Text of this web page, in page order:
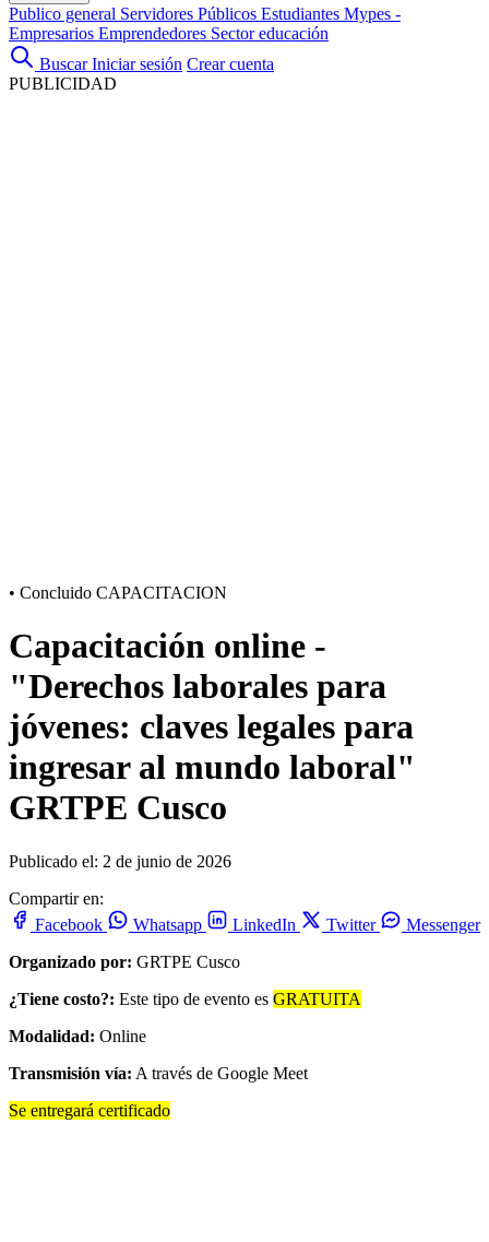
Publico general Servidores Públicos Estudiantes Mypes -
Empresarios Emprendedores Sector educación
Buscar Iniciar sesión Crear cuenta
PUBLICIDAD
• Concluido CAPACITACION
Capacitación online -
"Derechos laborales para
jóvenes: claves legales para
ingresar al mundo laboral"
GRTPE Cusco
Publicado el: 2 de junio de 2026
Compartir en:
Facebook
Whatsapp LinkedIn Twitter
Messenger
Organizado por: GRTPE Cusco
¿Tiene costo?: Este tipo de evento es GRATUITA
Modalidad: Online
Transmisión vía: A través de Google Meet
Se entregará certificado